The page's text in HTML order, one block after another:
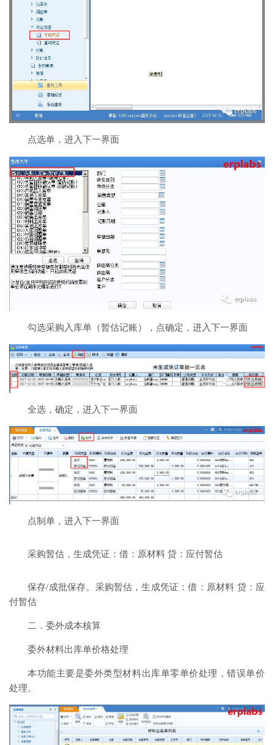
点选单，进入下一界面
勾选采购入库单（暂估记账），点确定，进入下一界面
全选，确定，进入下一界面
点制单，进入下一界面
采购暂估，生成凭证：借：原材料 贷：应付暂估
保存/成批保存。采购暂估，生成凭证：借：原材料 贷：应
付暂估
二．委外成本核算
委外材料出库单价格处理
本功能主要是委外类型材料出库单零单价处理，错误单价
处理。